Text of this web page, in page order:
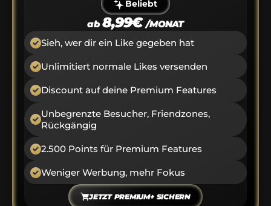
Beliebt
ab 8,99€ /MONAT
Sieh, wer dir ein Like gegeben hat
Unlimitiert normale Likes versenden
Discount auf deine Premium Features
Unbegrenzte Besucher, Friendzones,
Rückgängig
2.500 Points für Premium Features
Weniger Werbung, mehr Fokus
JETZT PREMIUM+ SICHERN